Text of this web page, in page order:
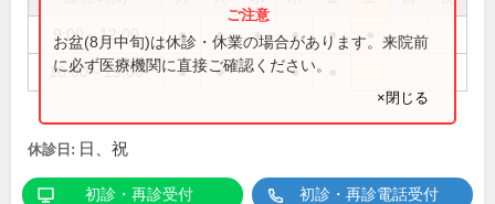
9:00～12:00 ● ● ● ● ●
16:00～19:00 ● ● ●
お盆(8月中旬)は休診・休業の場合があります。来院前
に必ず医療機関に直接ご確認ください。
×閉じる
休診日: 日、祝
初診・再診受付 初診・再診電話受付